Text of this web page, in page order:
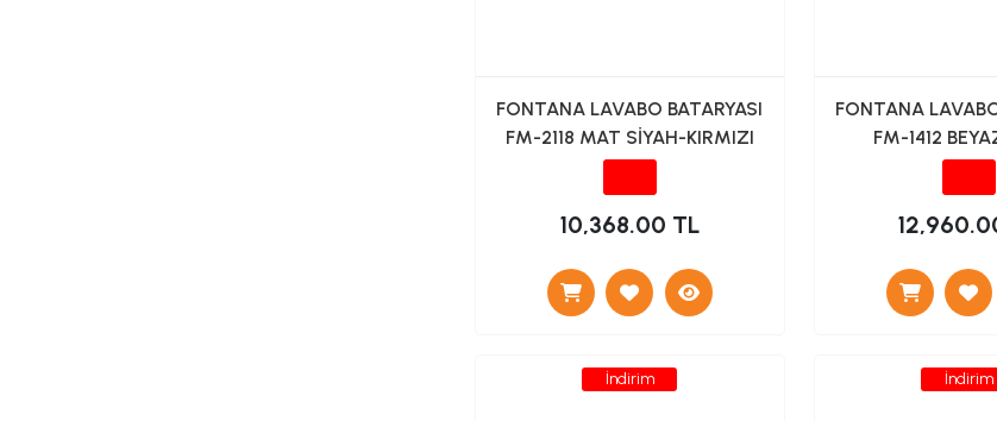
FONTANA LAVABO BATARYASI
FM-2118 MAT SİYAH-KIRMIZI
10,368.00 TL
FONTANA
FM-1412
İndirim İndirim